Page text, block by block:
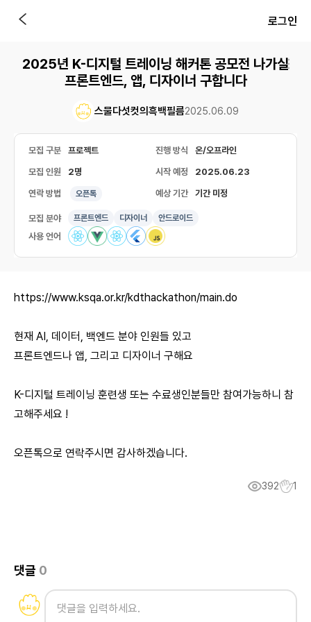
로그인
2025년 K-디지털 트레이닝 해커톤 공모전 나가실
프론트엔드, 앱, 디자이너 구합니다
스물다섯컷의흑백필름2025.06.09
모집 구분 프로젝트 진행 방식 온/오프라인
모집 인원 2명 시작 예정 2025.06.23
연락 방법 오픈톡 예상 기간 기간 미정
모집 분야 프론트엔드 디자이너 안드로이드
사용 언어
https://www.ksqa.or.kr/kdthackathon/main.do
현재 AI, 데이터, 백엔드 분야 인원들 있고
프론트엔드나 앱, 그리고 디자이너 구해요
K-디지털 트레이닝 훈련생 또는 수료생인분들만 참여가능하니 참
고해주세요 !
오픈톡으로 연락주시면 감사하겠습니다.
392 1
댓글 0